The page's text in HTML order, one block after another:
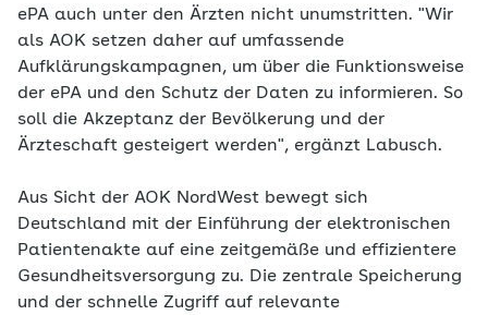
ePA auch unter den Ärzten nicht unumstritten. "Wir
als AOK setzen daher auf umfassende
Aufklärungskampagnen, um über die Funktionsweise
der ePA und den Schutz der Daten zu informieren. So
soll die Akzeptanz der Bevölkerung und der
Ärzteschaft gesteigert werden", ergänzt Labusch.
Aus Sicht der AOK NordWest bewegt sich
Deutschland mit der Einführung der elektronischen
Patientenakte auf eine zeitgemäße und effizientere
Gesundheitsversorgung zu. Die zentrale Speicherung
und der schnelle Zugriff auf relevante